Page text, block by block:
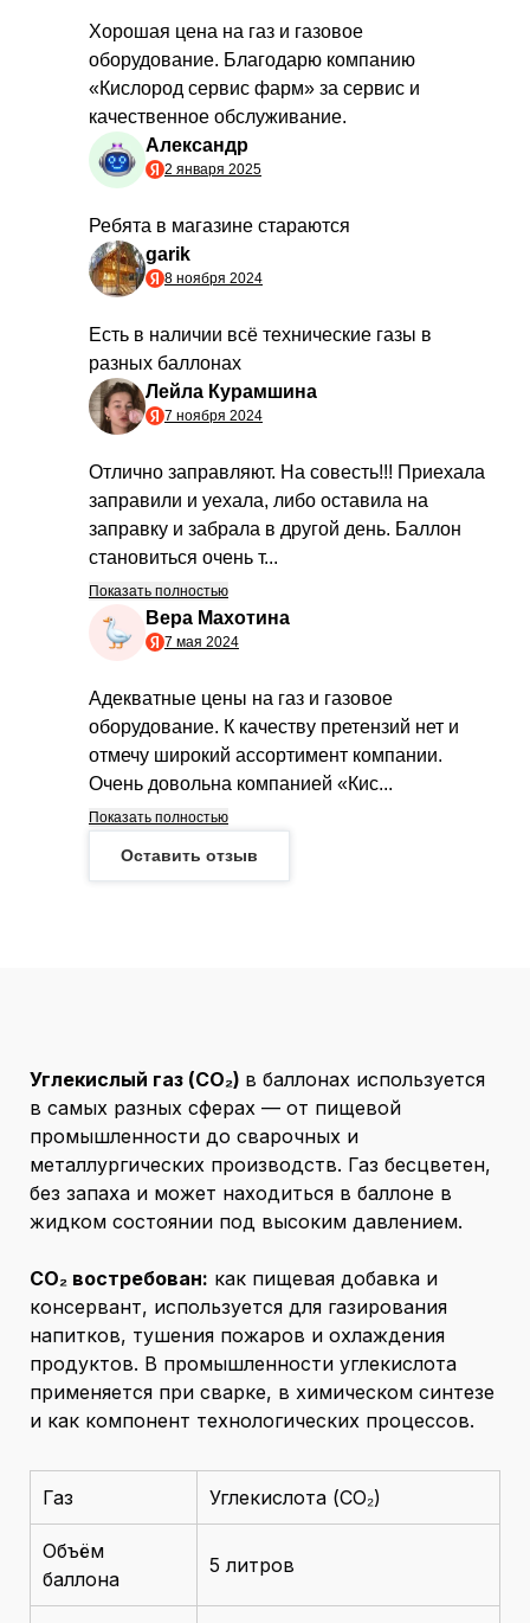
Углекислый газ (CO₂) в баллонах используется
в самых разных сферах — от пищевой
промышленности до сварочных и
металлургических производств. Газ бесцветен,
без запаха и может находиться в баллоне в
жидком состоянии под высоким давлением.
CO₂ востребован: как пищевая добавка и
консервант, используется для газирования
напитков, тушения пожаров и охлаждения
продуктов. В промышленности углекислота
применяется при сварке, в химическом синтезе
и как компонент технологических процессов.
Газ Углекислота (CO₂)
Объём
баллона
5 литров